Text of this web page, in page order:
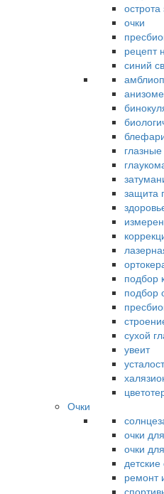
очки
рецепт
синий
защита
подбор
подбор
сухой
увеит
Очки
очки
очки
детские
ремонт